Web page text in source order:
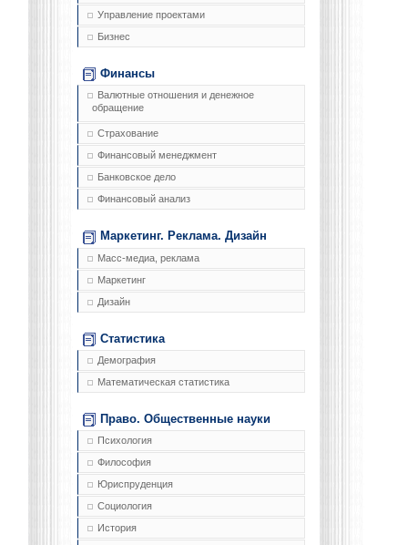
Управление проектами
Бизнес
Финансы
Валютные отношения и денежное
обращение
Страхование
Финансовый менеджмент
Банковское дело
Финансовый анализ
Маркетинг. Реклама. Дизайн
Масс-медиа, реклама
Маркетинг
Дизайн
Статистика
Демография
Математическая статистика
Право. Общественные науки
Психология
Философия
Юриспруденция
Социология
История